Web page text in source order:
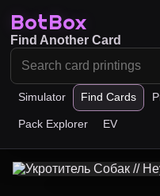
BotBox
Simulator Find Cards
Pack Explorer EV
Find Another Card